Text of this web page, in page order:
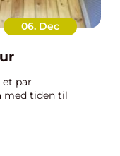
06. Dec
par
med tiden til